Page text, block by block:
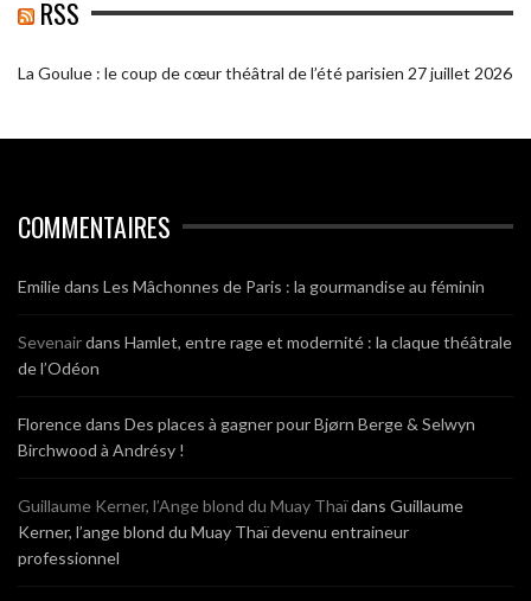
RSS
La Goulue : le coup de cœur théâtral de l’été parisien 27 juillet 2026
COMMENTAIRES
Emiliedans Les Mâchonnes de Paris : la gourmandise au féminin
Sevenairdans Hamlet, entre rage et modernité : la claque théâtrale
de l’Odéon
Florencedans Des places à gagner pour Bjørn Berge & Selwyn
Birchwood à Andrésy !
Guillaume Kerner, l’Ange blond du Muay Thaïdans Guillaume
Kerner, l’ange blond du Muay Thaï devenu entraineur
professionnel